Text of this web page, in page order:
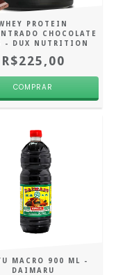
PROTEIN
CHOCOLATE
- DUX NUTRITION
R$225,00
MACRO 900 ML -
DAIMARU